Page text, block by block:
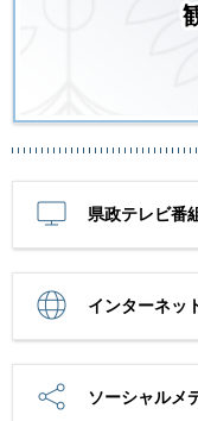
県政テレビ番
インターネッ
ソーシャルメ